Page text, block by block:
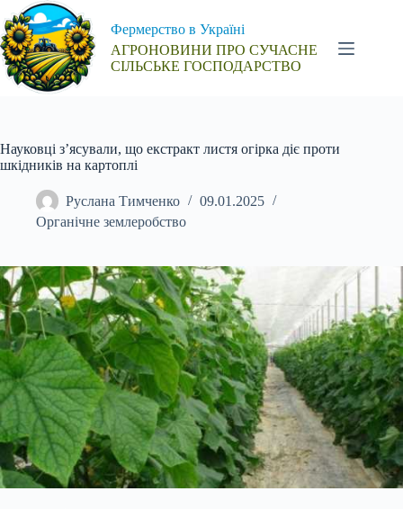
Перейти
до
вмісту
Фермерство в Україні
АГРОНОВИНИ ПРО СУЧАСНЕ
СІЛЬСЬКЕ ГОСПОДАРСТВО
Науковці з’ясували, що екстракт листя огірка діє проти
шкідників на картоплі
Руслана Тимченко
09.01.2025
Органічне землеробство